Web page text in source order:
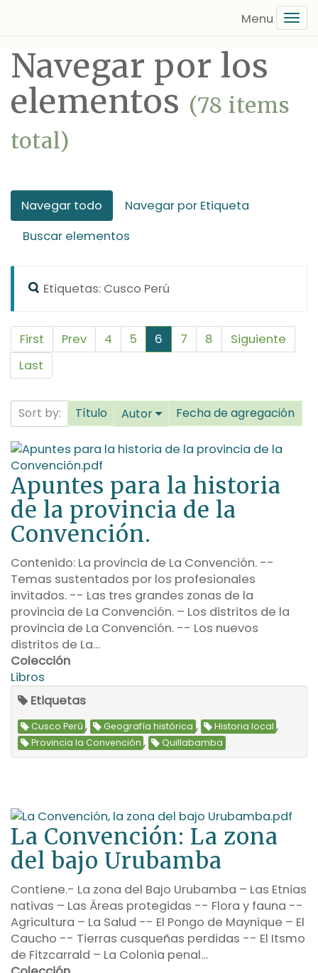
principal
Navegar por los
elementos (78 items
total)
Navegar todo
Navegar por Etiqueta
Buscar elementos
Etiquetas: Cusco Perú
First Prev 4 5 6 7 8
Siguiente
Last
Sort by: Título Autor Fecha de agregación
Apuntes para la historia
de la provincia de la
Convención.
Contenido: La provincia de La Convención. --
Temas sustentados por los profesionales
invitados. -- Las tres grandes zonas de la
provincia de La Convención. – Los distritos de la
provincia de La Convención. -- Los nuevos
distritos de La…
Colección
Libros
Etiquetas
Cusco Perú , Geografía histórica , Historia local ,
Provincia la Convención , Quillabamba
La Convención: La zona
del bajo Urubamba
Contiene.- La zona del Bajo Urubamba – Las Etnias
nativas – Las Áreas protegidas -- Flora y fauna --
Agricultura – La Salud -- El Pongo de Maynique – El
Caucho -- Tierras cusqueñas perdidas -- El Itsmo
de Fitzcarrald – La Colonia penal…